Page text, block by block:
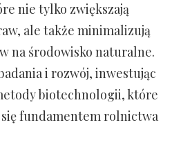
nie tylko zwiększają
ale także minimalizują
na środowisko naturalne.
i rozwój, inwestując
biotechnologii, które
się fundamentem rolnictwa